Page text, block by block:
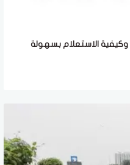
نتائج الرخصة المهنية للمعلمين 2025 وكيفية الاستعلام بسهولة